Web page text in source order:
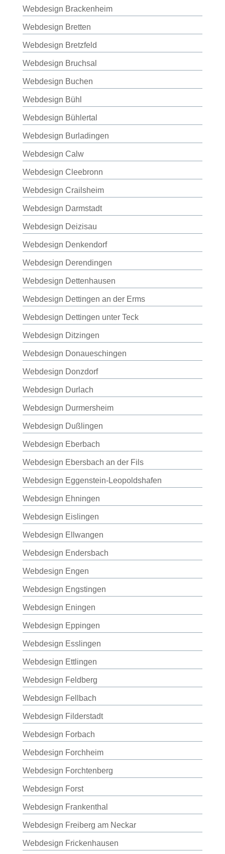
Webdesign Brackenheim
Webdesign Bretten
Webdesign Bretzfeld
Webdesign Bruchsal
Webdesign Buchen
Webdesign Bühl
Webdesign Bühlertal
Webdesign Burladingen
Webdesign Calw
Webdesign Cleebronn
Webdesign Crailsheim
Webdesign Darmstadt
Webdesign Deizisau
Webdesign Denkendorf
Webdesign Derendingen
Webdesign Dettenhausen
Webdesign Dettingen an der Erms
Webdesign Dettingen unter Teck
Webdesign Ditzingen
Webdesign Donaueschingen
Webdesign Donzdorf
Webdesign Durlach
Webdesign Durmersheim
Webdesign Dußlingen
Webdesign Eberbach
Webdesign Ebersbach an der Fils
Webdesign Eggenstein-Leopoldshafen
Webdesign Ehningen
Webdesign Eislingen
Webdesign Ellwangen
Webdesign Endersbach
Webdesign Engen
Webdesign Engstingen
Webdesign Eningen
Webdesign Eppingen
Webdesign Esslingen
Webdesign Ettlingen
Webdesign Feldberg
Webdesign Fellbach
Webdesign Filderstadt
Webdesign Forbach
Webdesign Forchheim
Webdesign Forchtenberg
Webdesign Forst
Webdesign Frankenthal
Webdesign Freiberg am Neckar
Webdesign Frickenhausen